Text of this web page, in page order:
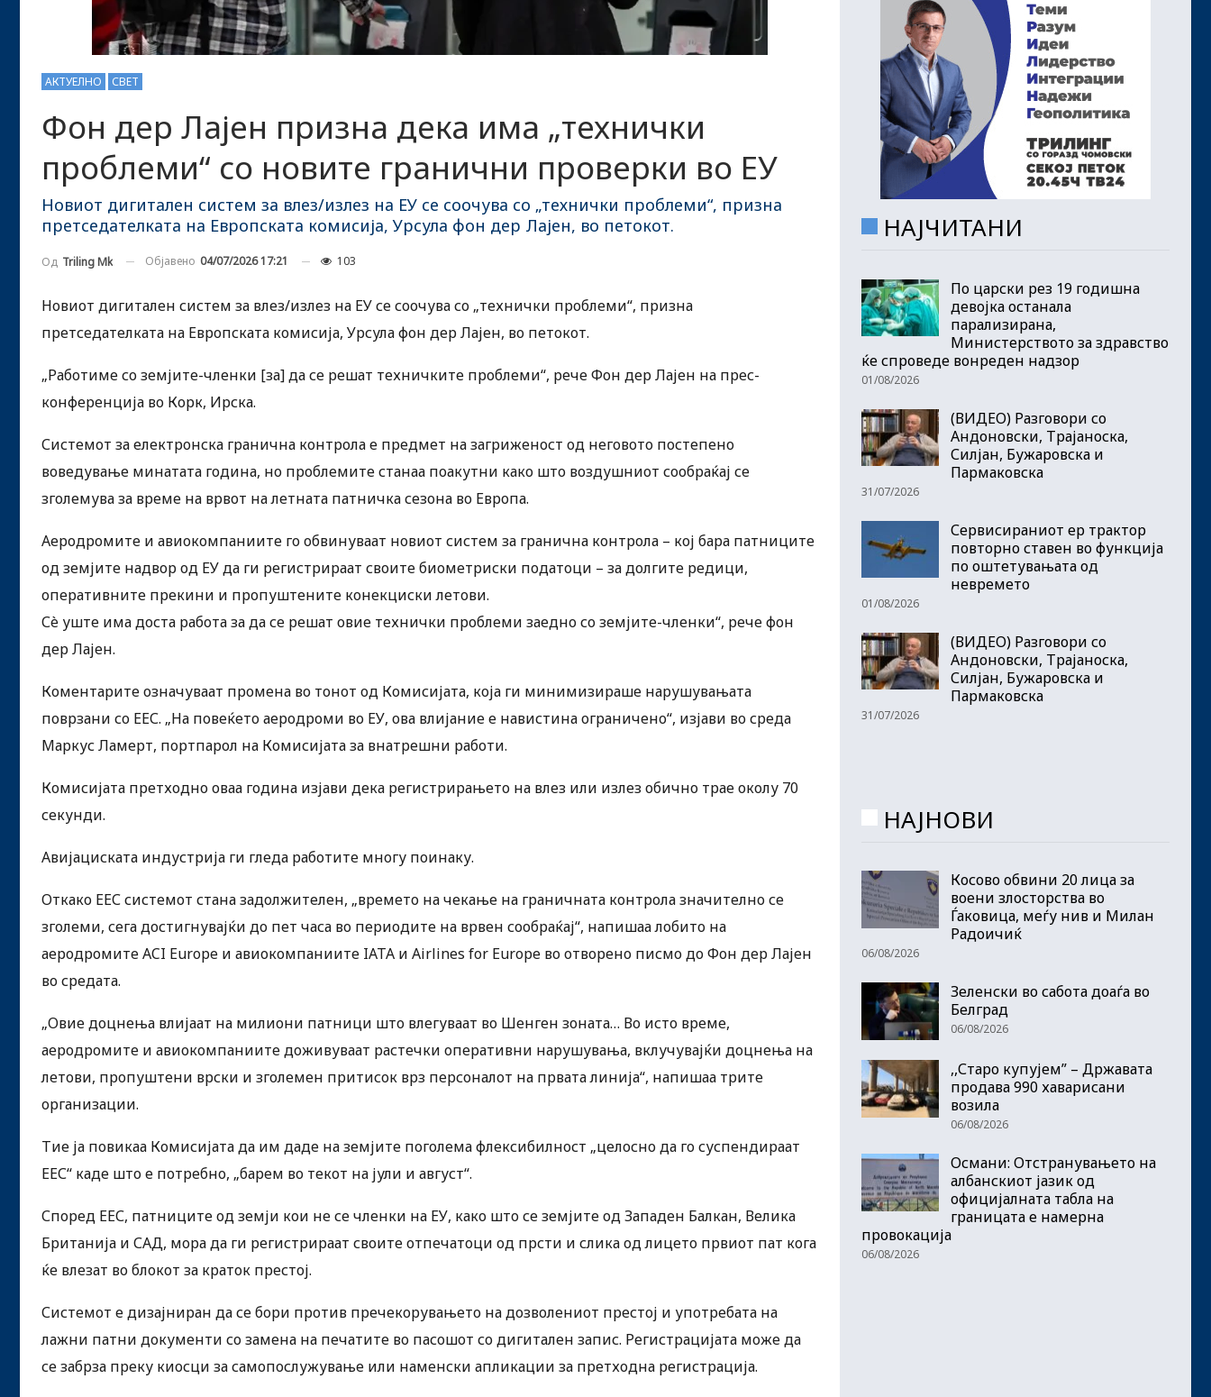
АКТУЕЛНО СВЕТ
Фон дер Лајен призна дека има „технички
проблеми“ со новите гранични проверки во ЕУ
Новиот дигитален систем за влез/излез на ЕУ се соочува со „технички проблеми“, призна
претседателката на Европската комисија, Урсула фон дер Лајен, во петокот.
Од Triling Mk Објавено 04/07/2026 17:21 103
Новиот дигитален систем за влез/излез на ЕУ се соочува со „технички проблеми“, призна
претседателката на Европската комисија, Урсула фон дер Лајен, во петокот.
„Работиме со земјите-членки [за] да се решат техничките проблеми“, рече Фон дер Лајен на прес-
конференција во Корк, Ирска.
Системот за електронска гранична контрола е предмет на загриженост од неговото постепено
воведување минатата година, но проблемите станаа поакутни како што воздушниот сообраќај се
зголемува за време на врвот на летната патничка сезона во Европа.
Аеродромите и авиокомпаниите го обвинуваат новиот систем за гранична контрола – кој бара патниците
од земјите надвор од ЕУ да ги регистрираат своите биометриски податоци – за долгите редици,
оперативните прекини и пропуштените конекциски летови.
Сè уште има доста работа за да се решат овие технички проблеми заедно со земјите-членки“, рече фон
дер Лајен.
Коментарите означуваат промена во тонот од Комисијата, која ги минимизираше нарушувањата
поврзани со ЕЕС. „На повеќето аеродроми во ЕУ, ова влијание е навистина ограничено“, изјави во среда
Маркус Ламерт, портпарол на Комисијата за внатрешни работи.
Комисијата претходно оваа година изјави дека регистрирањето на влез или излез обично трае околу 70
секунди.
Авијациската индустрија ги гледа работите многу поинаку.
Откако ЕЕС системот стана задолжителен, „времето на чекање на граничната контрола значително се
зголеми, сега достигнувајќи до пет часа во периодите на врвен сообраќај“, напишаа лобито на
аеродромите ACI Europe и авиокомпаниите IATA и Airlines for Europe во отворено писмо до Фон дер Лајен
во средата.
„Овие доцнења влијаат на милиони патници што влегуваат во Шенген зоната… Во исто време,
аеродромите и авиокомпаниите доживуваат растечки оперативни нарушувања, вклучувајќи доцнења на
летови, пропуштени врски и зголемен притисок врз персоналот на првата линија“, напишаа трите
организации.
Тие ја повикаа Комисијата да им даде на земјите поголема флексибилност „целосно да го суспендираат
ЕЕС“ каде што е потребно, „барем во текот на јули и август“.
Според ЕЕС, патниците од земји кои не се членки на ЕУ, како што се земјите од Западен Балкан, Велика
Британија и САД, мора да ги регистрираат своите отпечатоци од прсти и слика од лицето првиот пат кога
ќе влезат во блокот за краток престој.
Системот е дизајниран да се бори против пречекорувањето на дозволениот престој и употребата на
лажни патни документи со замена на печатите во пасошот со дигитален запис. Регистрацијата може да
се забрза преку киосци за самопослужување или наменски апликации за претходна регистрација.
НАЈЧИТАНИ
По царски рез 19 годишна
девојка останала
парализирана,
Министерството за здравство
ќе спроведе вонреден надзор
01/08/2026
(ВИДЕО) Разговори со
Андоновски, Трајаноска,
Силјан, Бужаровска и
Пармаковска
31/07/2026
Сервисираниот ер трактор
повторно ставен во функција
по оштетувањата од
невремето
01/08/2026
(ВИДЕО) Разговори со
Андоновски, Трајаноска,
Силјан, Бужаровска и
Пармаковска
31/07/2026
НАЈНОВИ
Косово обвини 20 лица за
воени злосторства во
Ѓаковица, меѓу нив и Милан
Радоичиќ
06/08/2026
Зеленски во сабота доаѓа во
Белград
06/08/2026
,,Старо купујем” – Државата
продава 990 хаварисани
возила
06/08/2026
Османи: Отстранувањето на
албанскиот јазик од
официјалната табла на
границата е намерна
провокација
06/08/2026